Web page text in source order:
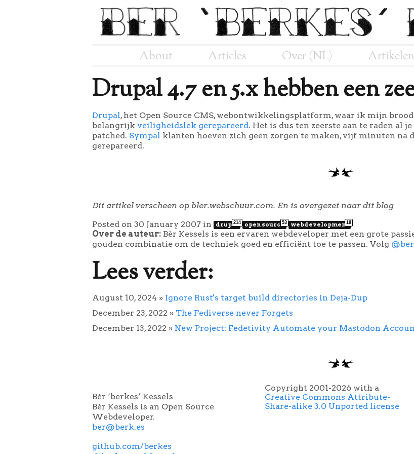
About Articles Over (NL)
Drupal 4.7 en 5.x hebben een
Drupal, het Open Source CMS, webontwikkelingsplatform, waar ik mijn
belangrijk veiligheidslek gerepareerd. Het is dus ten zeerste aan te raden al
patched. Sympal klanten hoeven zich geen zorgen te maken, vijf minuten na
gerepareerd.
Dit artikel verscheen op bler.webschuur.com. En is overgezet naar dit blog
Posted on 30 January 2007 in drupal
214 open source53 webdevelopment18
Over de auteur: Bèr Kessels is een ervaren webdeveloper met een grote
gouden combinatie om de techniek goed en efficiënt toe te passen. Volg
Lees verder:
August 10, 2024 » Ignore Rust's target build directories in Deja-Dup
December 23, 2022 » The Fediverse never Forgets
December 13, 2022 » New Project: Fedetivity Automate your Mastodon
Bèr ‘berkes’ Kessels
Bèr Kessels is an Open Source
Webdeveloper.
ber@berk.es
github.com/berkes
Copyright 2001-2026 with a
Creative Commons Attribute-
Share-alike 3.0 Unported license